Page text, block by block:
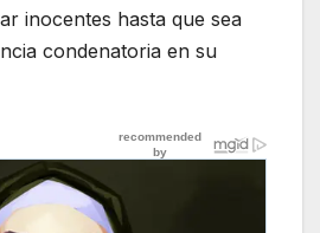
inocentes hasta que sea
condenatoria en su